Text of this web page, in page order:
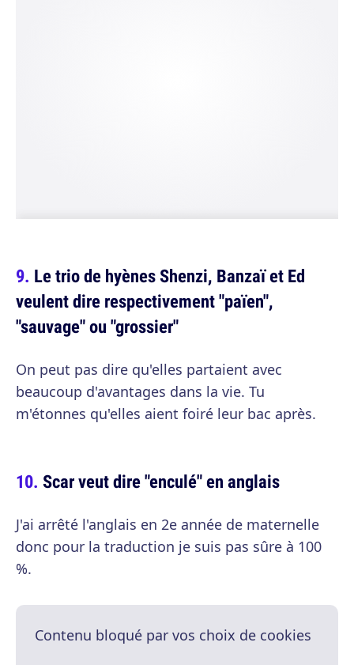
Le trio de hyènes Shenzi, Banzaï et Ed
veulent dire respectivement "païen",
"sauvage" ou "grossier"
On peut pas dire qu'elles partaient avec
beaucoup d'avantages dans la vie. Tu
m'étonnes qu'elles aient foiré leur bac après.
Scar veut dire "enculé" en anglais
J'ai arrêté l'anglais en 2e année de maternelle
donc pour la traduction je suis pas sûre à 100
%.
Contenu bloqué par vos choix de cookies